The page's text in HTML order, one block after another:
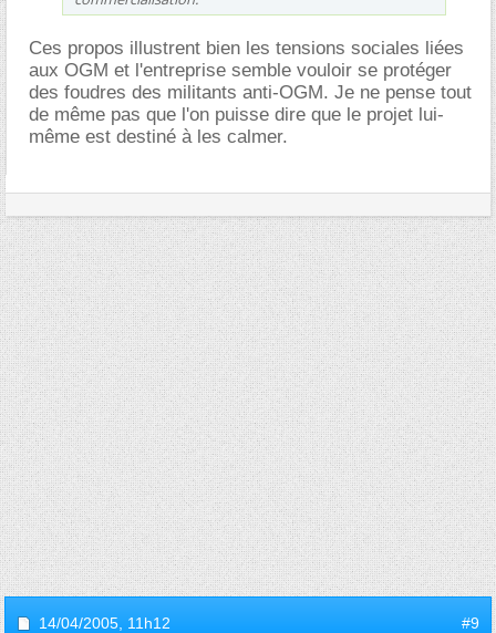
Ces propos illustrent bien les tensions sociales liées
aux OGM et l'entreprise semble vouloir se protéger
des foudres des militants anti-OGM. Je ne pense tout
de même pas que l'on puisse dire que le projet lui-
même est destiné à les calmer.
14/04/2005, 11h12 #9